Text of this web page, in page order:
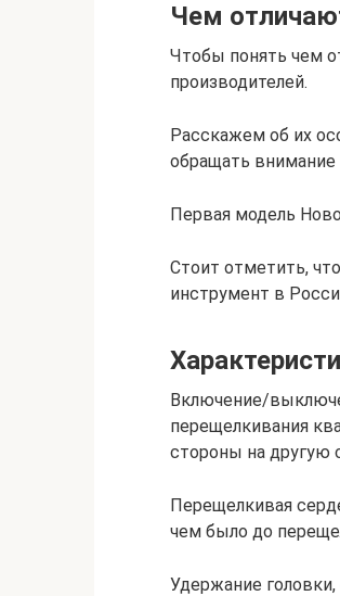
Чем
Чтобы понять чем
производителей.
Расскажем об их
обращать внимание
Первая модель
Стоит отметить,
инструмент в
Включение/
перещелкивания
стороны на другую
Перещелкивая
чем было до
Удержание